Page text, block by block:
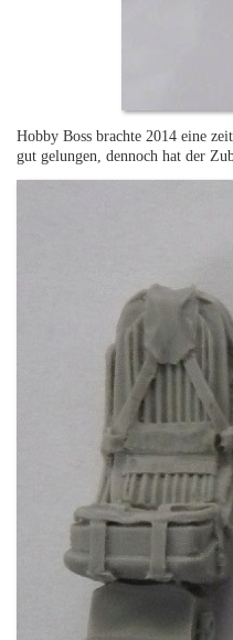
Hobby Boss brachte 2014 eine
gut gelungen, dennoch hat der